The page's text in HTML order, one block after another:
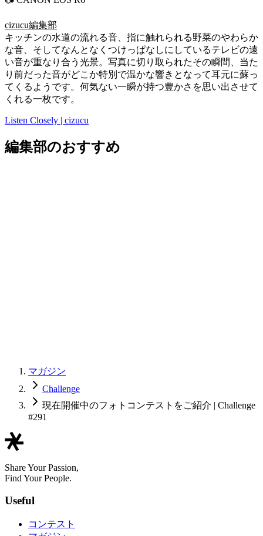
cizucu編集部
キッチンの水道の流れる音、指に触れられる野菜のやわらか
な音、そしてなんとなくつけっぱなしにしているテレビの遠
い音が重なり合う光景。写真に切り取られたその瞬間、当た
り前だった音がどこか特別で温かな響きとなって耳元に蘇っ
てくるようです。何気ない一瞬が持つ豊かさを思い出させて
くれる一枚です。
Listen Closely | cizucu
編集部のおすすめ
マガジン
Challenge
現在開催中のフォトコンテストをご紹介 | Challenge
#291
Share Your Passion,
Find Your People.
Useful
コンテスト